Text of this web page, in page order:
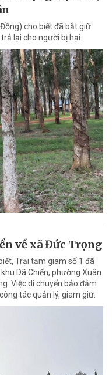
cho biết đã bắt giữ
lại cho người bị hại.
về xã Đức Trọng
Trại tạm giam số 1 đã
Dã Chiến, phường Xuân
Việc di chuyển bảo đảm
tác quản lý, giam giữ.